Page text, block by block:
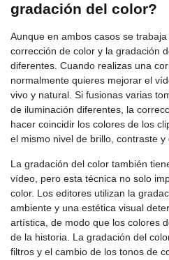
gradación del color?
Aunque en ambos casos se
corrección de color y la gradación
diferentes. Cuando realizas una
normalmente quieres mejorar el
vivo y natural. Si fusionas varias
de iluminación diferentes, la
hacer coincidir los colores de los
el mismo nivel de brillo, contraste y
La gradación del color también
vídeo, pero esta técnica no solo
color. Los editores utilizan la
ambiente y una estética visual
artística, de modo que los colores
de la historia. La gradación del
filtros y el cambio de los tonos de